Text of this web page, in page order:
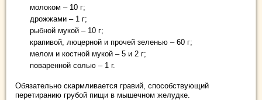
молоком – 10 г;
дрожжами – 1 г;
рыбной мукой – 10 г;
крапивой, люцерной и прочей зеленью – 60 г;
мелом и костной мукой – 5 и 2 г;
поваренной солью – 1 г.
Обязательно скармливается гравий, способствующий
перетиранию грубой пищи в мышечном желудке.